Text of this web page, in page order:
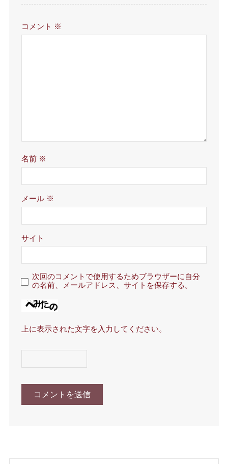
コメント ※
名前 ※
メール ※
サイト
次回のコメントで使用するためブラウザーに自分
の名前、メールアドレス、サイトを保存する。
上に表示された文字を入力してください。